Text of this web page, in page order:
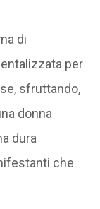
di
per
sfruttando,
donna
dura
che